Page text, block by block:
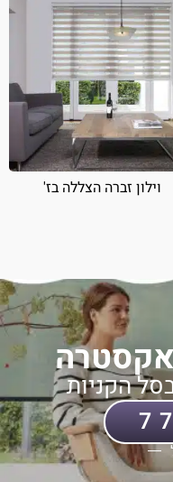
וילון זברה הצללה בז'
אקסטרה
הקניות